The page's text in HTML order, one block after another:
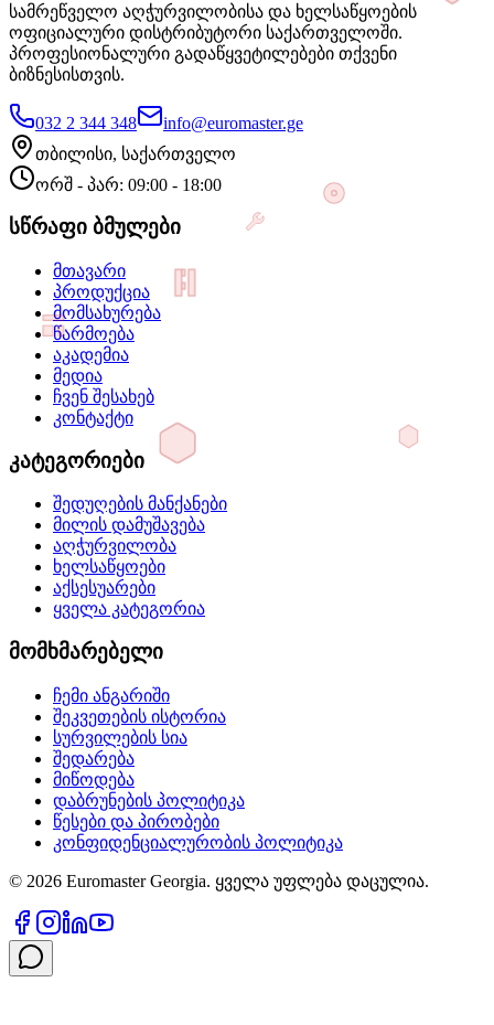
სამრეწველო აღჭურვილობისა და ხელსაწყოების
ოფიციალური დისტრიბუტორი საქართველოში.
პროფესიონალური გადაწყვეტილებები თქვენი
ბიზნესისთვის.
032 2 344 348
info@euromaster.ge
თბილისი, საქართველო
ორშ - პარ: 09:00 - 18:00
სწრაფი ბმულები
მთავარი
პროდუქცია
მომსახურება
წარმოება
აკადემია
მედია
ჩვენ შესახებ
კონტაქტი
კატეგორიები
შედუღების მანქანები
მილის დამუშავება
აღჭურვილობა
ხელსაწყოები
აქსესუარები
ყველა კატეგორია
მომხმარებელი
ჩემი ანგარიში
შეკვეთების ისტორია
სურვილების სია
შედარება
მიწოდება
დაბრუნების პოლიტიკა
წესები და პირობები
კონფიდენციალურობის პოლიტიკა
© 2026 Euromaster Georgia. ყველა უფლება დაცულია.